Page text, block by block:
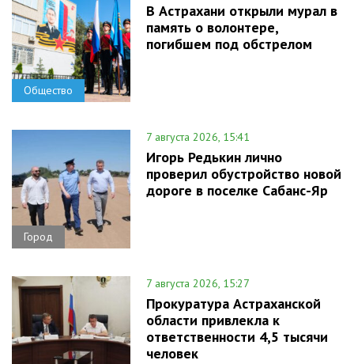
Общество
В Астрахани открыли мурал в
память о волонтере,
погибшем под обстрелом
Город
7 августа 2026, 15:41
Игорь Редькин лично
проверил обустройство новой
дороге в поселке Сабанс-Яр
7 августа 2026, 15:27
Прокуратура Астраханской
области привлекла к
ответственности 4,5 тысячи
человек